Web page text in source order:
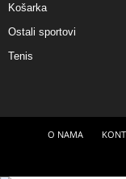
Košarka
Ostali sportovi
Tenis
O NAMA